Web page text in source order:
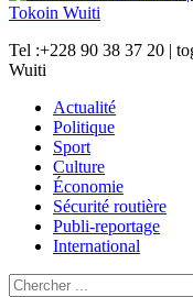
Tel :+228 90 38 37 20 |
Wuiti
Actualité
Politique
Sport
Culture
Économie
Sécurité routière
Publi-reportage
International